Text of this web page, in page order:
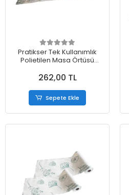
Pratikser Tek Kullanımlık
Polietilen Masa Örtüsü
50Ad/Rulo
262,00 TL
Sepete Ekle